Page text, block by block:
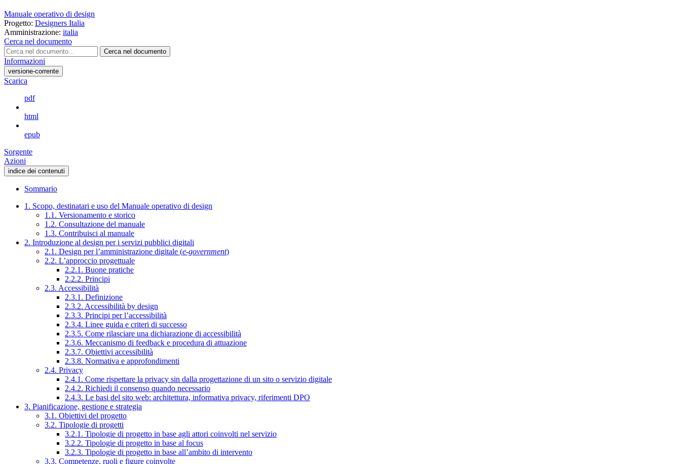
Manuale operativo di design
Progetto: Designers Italia
Amministrazione: italia
Cerca nel documento
Cerca nel documento
Informazioni
versione-corrente
Scarica
pdf
html
epub
Sorgente
Azioni
indice dei contenuti
Sommario
1. Scopo, destinatari e uso del Manuale operativo di design
1.1. Versionamento e storico
1.2. Consultazione del manuale
1.3. Contribuisci al manuale
2. Introduzione al design per i servizi pubblici digitali
2.1. Design per l’amministrazione digitale (e-government)
2.2. L’approccio progettuale
2.2.1. Buone pratiche
2.2.2. Principi
2.3. Accessibilità
2.3.1. Definizione
2.3.2. Accessibilità by design
2.3.3. Principi per l’accessibilità
2.3.4. Linee guida e criteri di successo
2.3.5. Come rilasciare una dichiarazione di accessibilità
2.3.6. Meccanismo di feedback e procedura di attuazione
2.3.7. Obiettivi accessibilità
2.3.8. Normativa e approfondimenti
2.4. Privacy
2.4.1. Come rispettare la privacy sin dalla progettazione di un sito o servizio digitale
2.4.2. Richiedi il consenso quando necessario
2.4.3. Le basi del sito web: architettura, informativa privacy, riferimenti DPO
3. Pianificazione, gestione e strategia
3.1. Obiettivi del progetto
3.2. Tipologie di progetti
3.2.1. Tipologie di progetto in base agli attori coinvolti nel servizio
3.2.2. Tipologie di progetto in base al focus
3.2.3. Tipologie di progetto in base all’ambito di intervento
3.3. Competenze, ruoli e figure coinvolte